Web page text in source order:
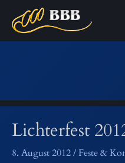
Lichterfest
8. August 2012/ Feste &